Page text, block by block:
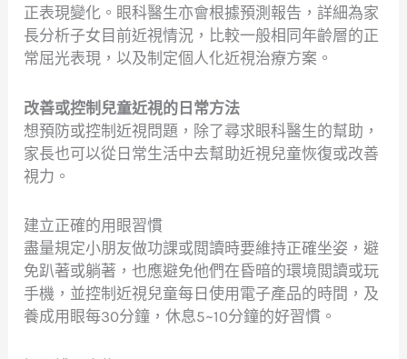
正表現變化。眼科醫生亦會根據預測報告，詳細為家
長分析子女目前近視情況，比較一般相同年齡層的正
常屈光表現，以及制定個人化近視治療方案。
改善或控制兒童近視的日常方法
想預防或控制近視問題，除了尋求眼科醫生的幫助，
家長也可以從日常生活中去幫助近視兒童恢復或改善
視力。
建立正確的用眼習慣
盡量規定小朋友做功課或閲讀時要維持正確坐姿，避
免趴著或躺著，也應避免他們在昏暗的環境閲讀或玩
手機，並控制近視兒童每日使用電子產品的時間，及
養成用眼每30分鐘，休息5~10分鐘的好習慣。